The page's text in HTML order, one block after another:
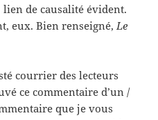
lien de causalité évident.
eux. Bien renseigné,Le
courrier des lecteurs
ce commentaire d’un /
que je vous